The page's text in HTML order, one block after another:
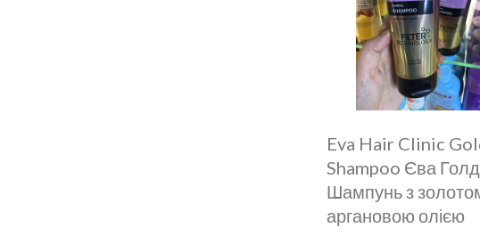
Eva Hair Clinic
Shampoo Єва
Шампунь з
аргановою олією